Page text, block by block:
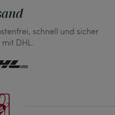
schnell und sicher
DHL.